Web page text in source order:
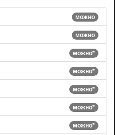
можно
можно
можно*
можно*
можно*
можно*
можно*